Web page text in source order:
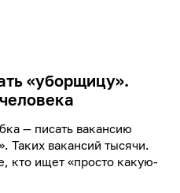
«уборщицу».
— писать вакансию
Таких вакансий тысячи.
кто ищет «просто какую-